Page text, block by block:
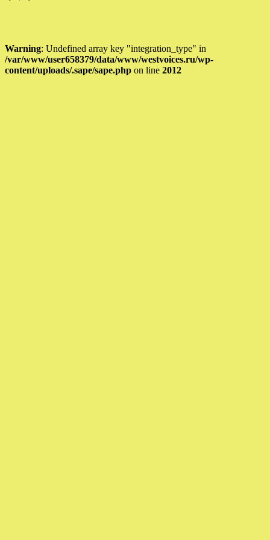
Warning: Undefined array key "integration_type" in
/var/www/user658379/data/www/westvoices.ru/wp-
content/uploads/.sape/sape.php on line 2012